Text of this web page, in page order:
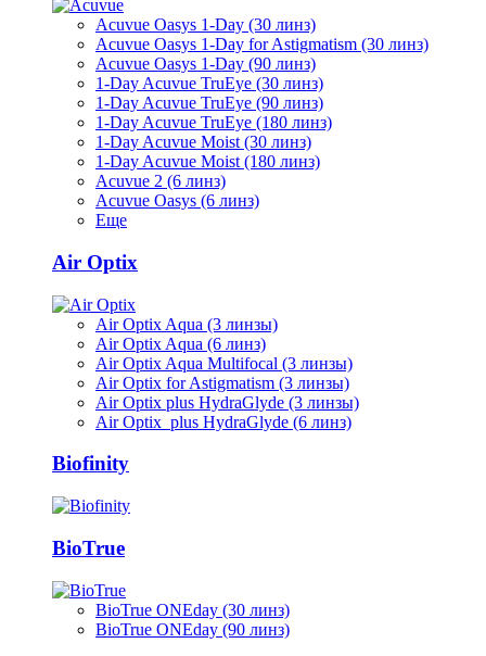
Acuvue Oasys 1-Day (30 линз)
Acuvue Oasys 1-Day for Astigmatism (30 линз)
Acuvue Oasys 1-Day (90 линз)
1-Day Acuvue TruEye (30 линз)
1-Day Acuvue TruEye (90 линз)
1-Day Acuvue TruEye (180 линз)
1-Day Acuvue Moist (30 линз)
1-Day Acuvue Moist (180 линз)
Acuvue 2 (6 линз)
Acuvue Oasys (6 линз)
Еще
Air Optix
Air Optix Aqua (3 линзы)
Air Optix Aqua (6 линз)
Air Optix Aqua Multifocal (3 линзы)
Air Optix for Astigmatism (3 линзы)
Air Optix plus HydraGlyde (3 линзы)
Air Optix plus HydraGlyde (6 линз)
Biofinity
BioTrue
BioTrue ONEday (30 линз)
BioTrue ONEday (90 линз)